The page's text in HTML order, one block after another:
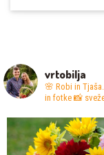
vrtobilja
🌸 Robi in
in fotke 📸